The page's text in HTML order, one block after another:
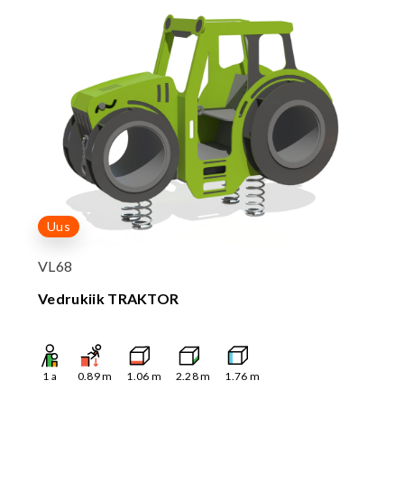
Uus
VL68
Vedrukiik TRAKTOR
1 a 0.89m 1.06 m 2.28m 1.76 m